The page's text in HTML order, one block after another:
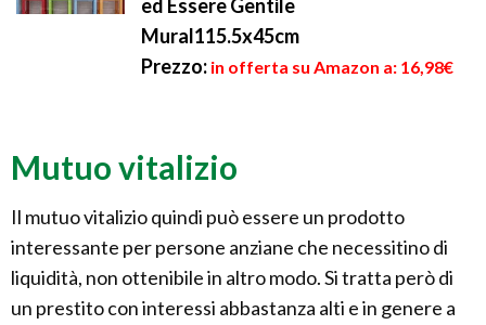
ed Essere Gentile
Mural115.5x45cm
Prezzo: in offerta su Amazon a: 16,98€
Mutuo vitalizio
Il mutuo vitalizio quindi può essere un prodotto
interessante per persone anziane che necessitino di
liquidità, non ottenibile in altro modo. Si tratta però di
un prestito con interessi abbastanza alti e in genere a